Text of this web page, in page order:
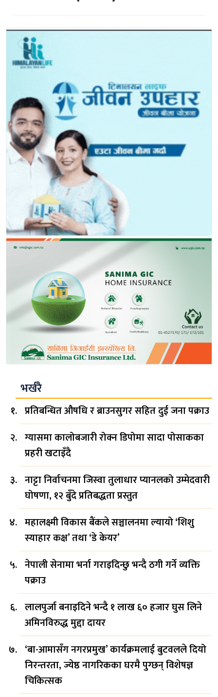
भर्खरै
प्रतिबन्धित औषधि र ब्राउनसुगर सहित दुई जना पक्राउ
ग्यासमा कालोबजारी रोक्न डिपोमा सादा पोसाकका
प्रहरी खटाइँदै
नाट्टा निर्वाचनमा जिस्वा तुलाधार प्यानलको उम्मेदवारी
घोषणा, १२ बुँदे प्रतिबद्धता प्रस्तुत
महालक्ष्मी विकास बैंकले सञ्चालनमा ल्यायो ‘शिशु
स्याहार कक्ष’ तथा ‘डे केयर’
नेपाली सेनामा भर्ना गराइदिन्छु भन्दै ठगी गर्ने व्यक्ति
पक्राउ
लालपुर्जा बनाइदिने भन्दै १ लाख ६० हजार घुस लिने
अमिनविरुद्ध मुद्दा दायर
‘बा-आमासँग नगरप्रमुख’ कार्यक्रमलाई बुटवलले दियो
निरन्तरता, ज्येष्ठ नागरिकका घरमै पुग्छन् विशेषज्ञ
चिकित्सक